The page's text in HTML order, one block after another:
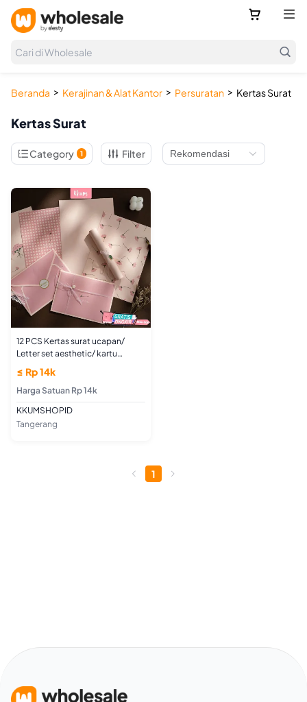
 
Cari di Wholesale 
Beranda > Kerajinan & Alat Kantor > Persuratan > Kertas Surat
Kertas Surat
Category 1 Filter
12 PCS Kertas surat ucapan/
Letter set aesthetic/ kartu
ucapan ulang tahun birthday
korean
≤ Rp 14k
Harga Satuan Rp 14k
KKUMSHOPID
Tangerang
1